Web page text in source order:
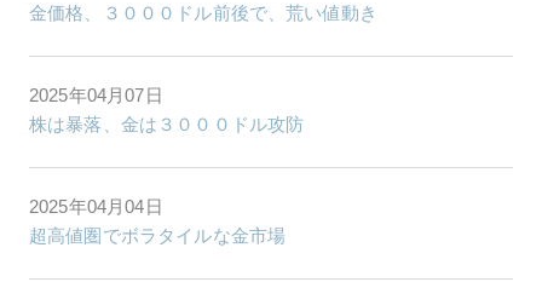
金価格、３０００ドル前後で、荒い値動き
2025年04月07日
株は暴落、金は３０００ドル攻防
2025年04月04日
超高値圏でボラタイルな金市場